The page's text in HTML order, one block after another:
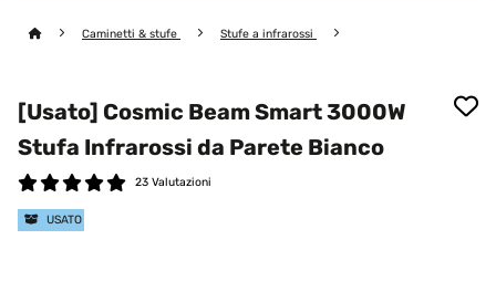
Caminetti & stufe Stufe a infrarossi
[Usato] Cosmic Beam Smart 3000W
Stufa Infrarossi da Parete Bianco
23 Valutazioni
USATO